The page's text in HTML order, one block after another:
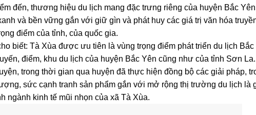
đến, thương hiệu du lịch mang đặc trưng riêng của huyện Bắc
và bền vững gắn với giữ gìn và phát huy các giá trị văn hóa
điểm của tỉnh, của quốc gia.
biết: Tà Xùa được ưu tiên là vùng trọng điểm phát triển du lịch Bắc
điểm, khu du lịch của huyện Bắc Yên cũng như của tỉnh Sơn
trong thời gian qua huyện đã thực hiện đồng bộ các giải pháp,
sức cạnh tranh sản phẩm gắn với mở rộng thị trường du lịch là
ngành kinh tế mũi nhọn của xã Tà Xùa.